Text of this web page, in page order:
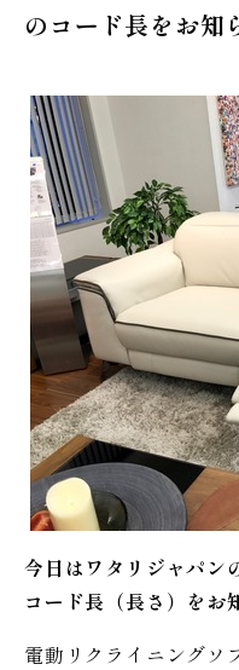
のコード長をお知
今日はワタリジャパン
コード長（長さ）をお
電動リクライニングソ